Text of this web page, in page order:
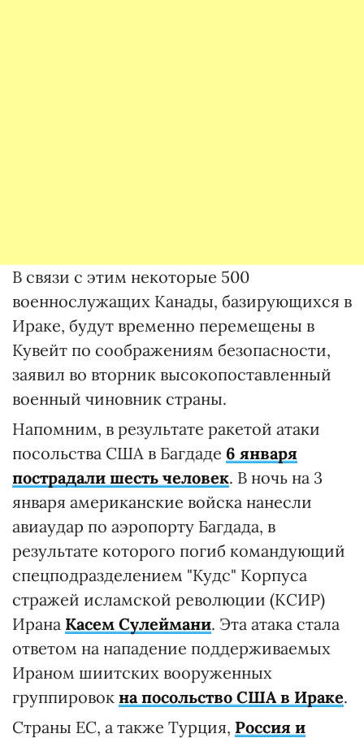
В связи с этим некоторые 500
военнослужащих Канады, базирующихся в
Ираке, будут временно перемещены в
Кувейт по соображениям безопасности,
заявил во вторник высокопоставленный
военный чиновник страны.
Напомним, в результате ракетой атаки
посольства США в Багдаде 6 января
пострадали шесть человек. В ночь на 3
января американские войска нанесли
авиаудар по аэропорту Багдада, в
результате которого погиб командующий
спецподразделением "Кудс" Корпуса
стражей исламской революции (КСИР)
Ирана Касем Сулеймани. Эта атака стала
ответом на нападение поддерживаемых
Ираном шиитских вооруженных
группировок на посольство США в Ираке.
Страны ЕС, а также Турция, Россия и